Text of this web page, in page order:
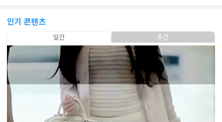
인기 콘텐츠
일간 주간